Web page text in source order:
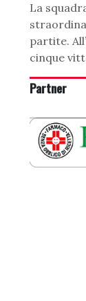
La
partite.
cinque
Partner